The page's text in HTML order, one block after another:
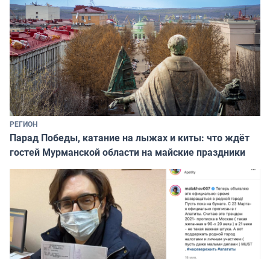
РЕГИОН
Парад Победы, катание на лыжах и киты: что ждёт
гостей Мурманской области на майские праздники